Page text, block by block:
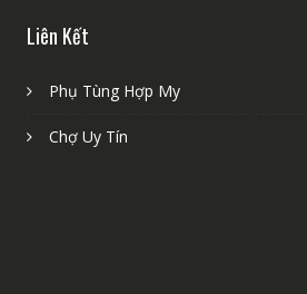
Liên Kết
Phụ Tùng Hợp My
Chợ Uy Tín